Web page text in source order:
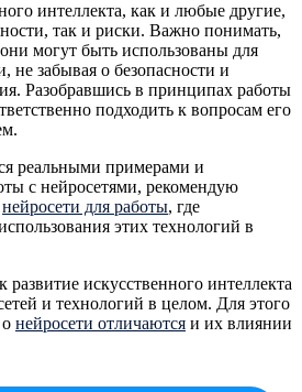
интеллекта, как и любые другие,
так и риски. Важно понимать,
могут быть использованы для
забывая о безопасности и
Разобравшись в принципах работы
подходить к вопросам его
реальными примерами и
с нейросетями, рекомендую
нейросети для работы, где
этих технологий в
искусственного интеллекта
и технологий в целом. Для этого
нейросети отличаются и их влиянии